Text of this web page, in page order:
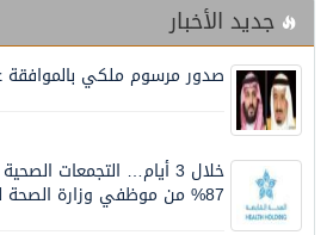
جديد الأخبار
صدور مرسوم ملكي بالموافقة على
خلال 3 أيام… التجمعات